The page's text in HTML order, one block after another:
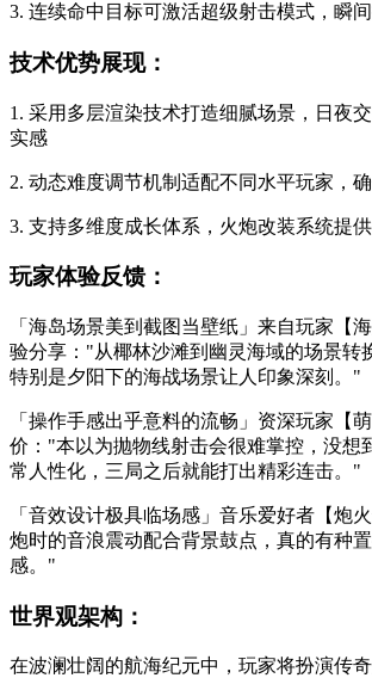
3. 连续命中目标可激活超级射击模式，瞬
技术优势展现：
1. 采用多层渲染技术打造细腻场景，日夜
实感
2. 动态难度调节机制适配不同水平玩家，
3. 支持多维度成长体系，火炮改装系统提
玩家体验反馈：
「海岛场景美到截图当壁纸」来自玩家【
验分享："从椰林沙滩到幽灵海域的场景转
特别是夕阳下的海战场景让人印象深刻。"
「操作手感出乎意料的流畅」资深玩家【
价："本以为抛物线射击会很难掌控，没想
常人性化，三局之后就能打出精彩连击。"
「音效设计极具临场感」音乐爱好者【炮
炮时的音浪震动配合背景鼓点，真的有种
感。"
世界观架构：
在波澜壮阔的航海纪元中，玩家将扮演传